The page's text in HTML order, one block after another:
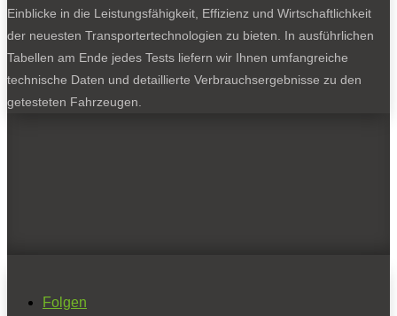
Erhalten Sie die neuesten News und Hinweise auf
aktuelle Tests direkt in Ihren Posteingang
Folgen
Einblicke in die Leistungsfähigkeit, Effizienz und Wirtschaftlichkeit
der neuesten Transportertechnologien zu bieten. In ausführlichen
Tabellen am Ende jedes Tests liefern wir Ihnen umfangreiche
technische Daten und detaillierte Verbrauchsergebnisse zu den
getesteten Fahrzeugen.
Folgen